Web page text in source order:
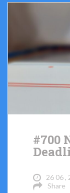
#700
26 06 ,
Share